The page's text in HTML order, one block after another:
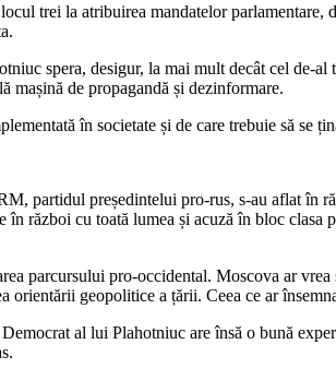
trei la atribuirea mandatelor parlamentare,
spera, desigur, la mai mult decât cel de-
mașină de propagandă și dezinformare.
în societate și de care trebuie să se
partidul președintelui pro-rus, s-au aflat
război cu toată lumea și acuză în bloc
parcursului pro-occidental. Moscova ar
geopolitice a țării. Ceea ce ar
al lui Plahotniuc are însă o bună